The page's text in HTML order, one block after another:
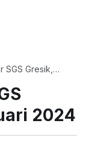
SGS Gresik,
2024